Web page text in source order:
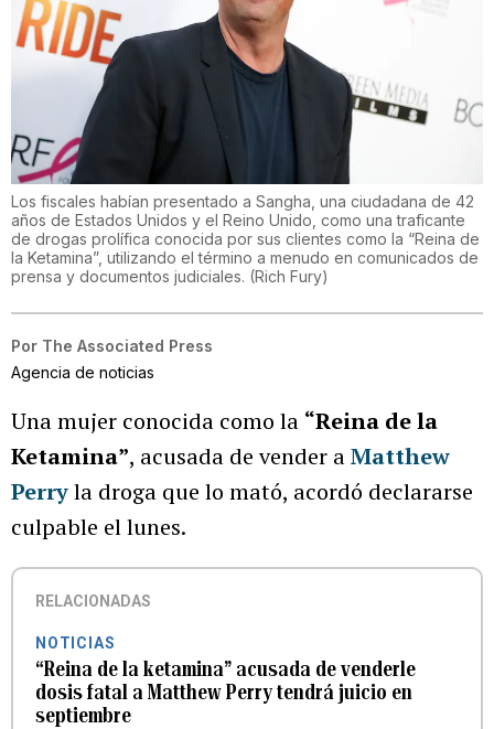
Los fiscales habían presentado a Sangha, una ciudadana de 42
años de Estados Unidos y el Reino Unido, como una traficante
de drogas prolífica conocida por sus clientes como la “Reina de
la Ketamina”, utilizando el término a menudo en comunicados de
prensa y documentos judiciales. (Rich Fury)
Por The Associated Press
Agencia de noticias
Una mujer conocida como la “Reina de la
Ketamina”, acusada de vender aMatthew
Perryla droga que lo mató, acordó declararse
culpable el lunes.
RELACIONADAS
NOTICIAS
“Reina de la ketamina” acusada de venderle
dosis fatal a Matthew Perry tendrá juicio en
septiembre